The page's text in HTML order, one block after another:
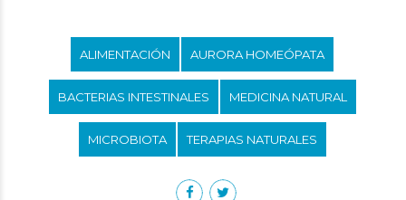
ALIMENTACIÓN AURORA HOMEÓPATA
BACTERIAS INTESTINALES MEDICINA NATURAL
MICROBIOTA TERAPIAS NATURALES